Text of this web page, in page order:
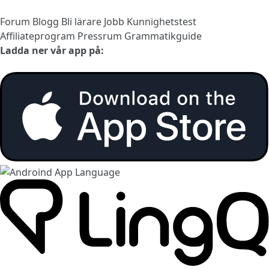
Forum Blogg Bli lärare Jobb Kunnighetstest
Affiliateprogram Pressrum Grammatikguide
Ladda ner vår app på: